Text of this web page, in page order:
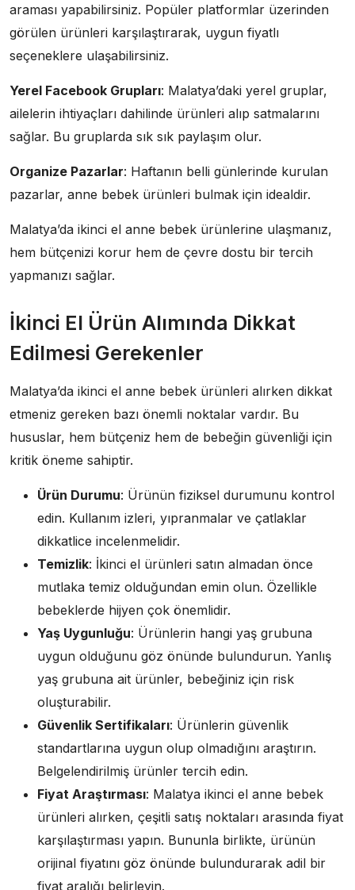
araması yapabilirsiniz. Popüler platformlar üzerinden
görülen ürünleri karşılaştırarak, uygun fiyatlı
seçeneklere ulaşabilirsiniz.
Yerel Facebook Grupları: Malatya’daki yerel gruplar,
ailelerin ihtiyaçları dahilinde ürünleri alıp satmalarını
sağlar. Bu gruplarda sık sık paylaşım olur.
Organize Pazarlar: Haftanın belli günlerinde kurulan
pazarlar, anne bebek ürünleri bulmak için idealdir.
Malatya’da ikinci el anne bebek ürünlerine ulaşmanız,
hem bütçenizi korur hem de çevre dostu bir tercih
yapmanızı sağlar.
İkinci El Ürün Alımında Dikkat
Edilmesi Gerekenler
Malatya’da ikinci el anne bebek ürünleri alırken dikkat
etmeniz gereken bazı önemli noktalar vardır. Bu
hususlar, hem bütçeniz hem de bebeğin güvenliği için
kritik öneme sahiptir.
Ürün Durumu: Ürünün fiziksel durumunu kontrol
edin. Kullanım izleri, yıpranmalar ve çatlaklar
dikkatlice incelenmelidir.
Temizlik: İkinci el ürünleri satın almadan önce
mutlaka temiz olduğundan emin olun. Özellikle
bebeklerde hijyen çok önemlidir.
Yaş Uygunluğu: Ürünlerin hangi yaş grubuna
uygun olduğunu göz önünde bulundurun. Yanlış
yaş grubuna ait ürünler, bebeğiniz için risk
oluşturabilir.
Güvenlik Sertifikaları: Ürünlerin güvenlik
standartlarına uygun olup olmadığını araştırın.
Belgelendirilmiş ürünler tercih edin.
Fiyat Araştırması: Malatya ikinci el anne bebek
ürünleri alırken, çeşitli satış noktaları arasında fiyat
karşılaştırması yapın. Bununla birlikte, ürünün
orijinal fiyatını göz önünde bulundurarak adil bir
fiyat aralığı belirleyin.